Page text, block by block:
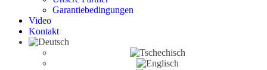
Garantiebedingungen
Video
Kontakt